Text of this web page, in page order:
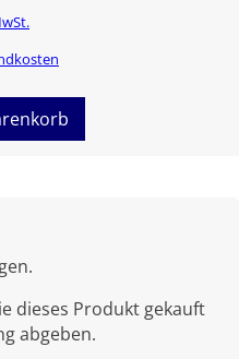
dieses Produkt gekauft
abgeben.